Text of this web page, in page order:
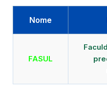
Nome
FASUL